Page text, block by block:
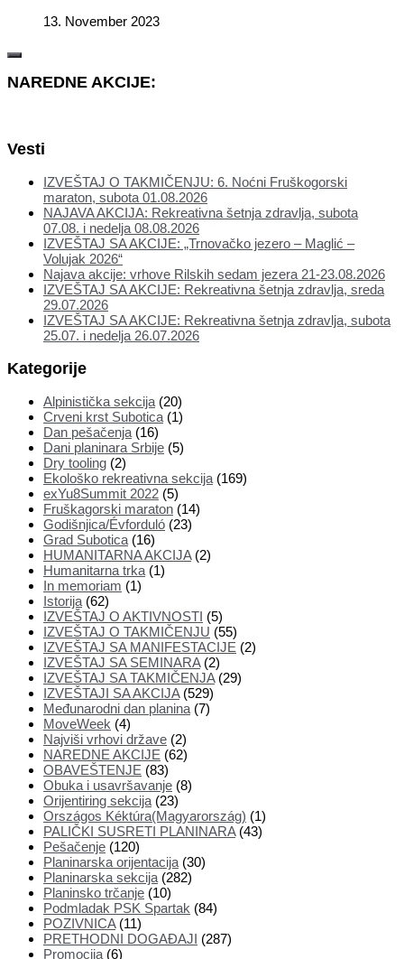
13. November 2023
NAREDNE AKCIJE:
Vesti
IZVEŠTAJ O TAKMIČENJU: 6. Noćni Fruškogorski
maraton, subota 01.08.2026
NAJAVA AKCIJA: Rekreativna šetnja zdravlja, subota
07.08. i nedelja 08.08.2026
IZVEŠTAJ SA AKCIJE: „Trnovačko jezero – Maglić –
Volujak 2026“
Najava akcije: vrhove Rilskih sedam jezera 21-23.08.2026
IZVEŠTAJ SA AKCIJE: Rekreativna šetnja zdravlja, sreda
29.07.2026
IZVEŠTAJ SA AKCIJE: Rekreativna šetnja zdravlja, subota
25.07. i nedelja 26.07.2026
Kategorije
Alpinistička sekcija (20)
Crveni krst Subotica (1)
Dan pešačenja (16)
Dani planinara Srbije (5)
Dry tooling (2)
Ekološko rekreativna sekcija (169)
exYu8Summit 2022 (5)
Fruškagorski maraton (14)
Godišnjica/Évforduló (23)
Grad Subotica (16)
HUMANITARNA AKCIJA(2)
Humanitarna trka (1)
In memoriam (1)
Istorija (62)
IZVEŠTAJ O AKTIVNOSTI (5)
IZVEŠTAJ O TAKMIČENJU (55)
IZVEŠTAJ SA MANIFESTACIJE (2)
IZVEŠTAJ SA SEMINARA(2)
IZVEŠTAJ SA TAKMIČENJA(29)
IZVEŠTAJI SA AKCIJA(529)
Međunarodni dan planina (7)
MoveWeek (4)
Najviši vrhovi države (2)
NAREDNE AKCIJE (62)
OBAVEŠTENJE (83)
Obuka i usavršavanje (8)
Orijentiring sekcija (23)
Országos Kéktúra(Magyarország) (1)
PALIČKI SUSRETI PLANINARA(43)
Pešačenje (120)
Planinarska orijentacija (30)
Planinarska sekcija (282)
Planinsko trčanje (10)
Podmladak PSK Spartak (84)
POZIVNICA(11)
PRETHODNI DOGAĐAJI (287)
Promocija (6)